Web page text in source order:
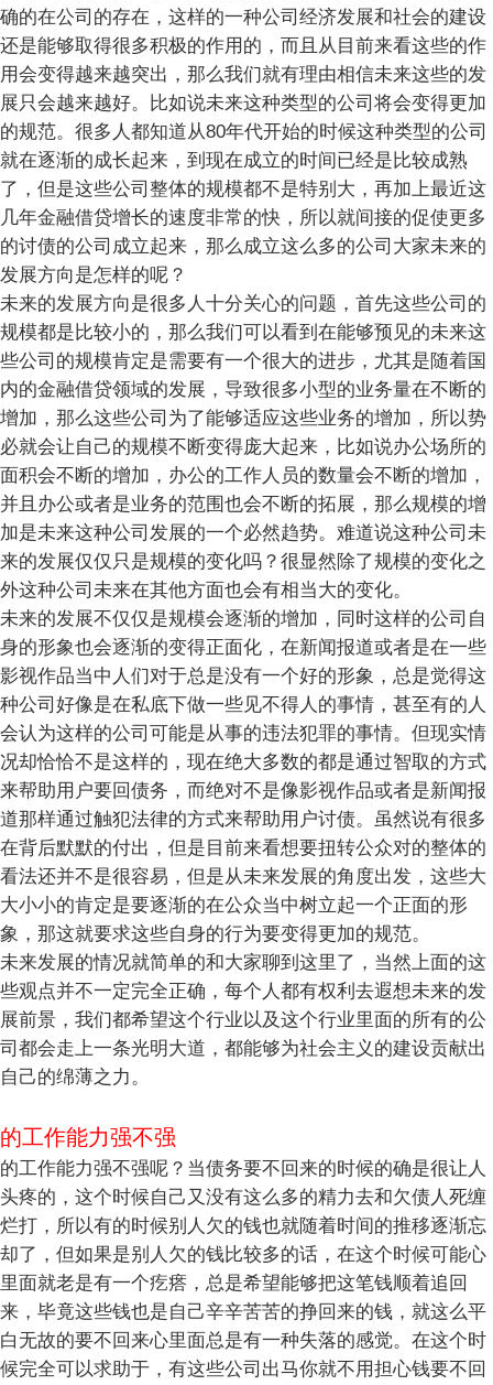
确的在公司的存在，这样的一种公司经济发展和社会的建设
还是能够取得很多积极的作用的，而且从目前来看这些的作
用会变得越来越突出，那么我们就有理由相信未来这些的发
展只会越来越好。比如说未来这种类型的公司将会变得更加
的规范。很多人都知道从80年代开始的时候这种类型的公司
就在逐渐的成长起来，到现在成立的时间已经是比较成熟
了，但是这些公司整体的规模都不是特别大，再加上最近这
几年金融借贷增长的速度非常的快，所以就间接的促使更多
的讨债的公司成立起来，那么成立这么多的公司大家未来的
发展方向是怎样的呢？
未来的发展方向是很多人十分关心的问题，首先这些公司的
规模都是比较小的，那么我们可以看到在能够预见的未来这
些公司的规模肯定是需要有一个很大的进步，尤其是随着国
内的金融借贷领域的发展，导致很多小型的业务量在不断的
增加，那么这些公司为了能够适应这些业务的增加，所以势
必就会让自己的规模不断变得庞大起来，比如说办公场所的
面积会不断的增加，办公的工作人员的数量会不断的增加，
并且办公或者是业务的范围也会不断的拓展，那么规模的增
加是未来这种公司发展的一个必然趋势。难道说这种公司未
来的发展仅仅只是规模的变化吗？很显然除了规模的变化之
外这种公司未来在其他方面也会有相当大的变化。
未来的发展不仅仅是规模会逐渐的增加，同时这样的公司自
身的形象也会逐渐的变得正面化，在新闻报道或者是在一些
影视作品当中人们对于总是没有一个好的形象，总是觉得这
种公司好像是在私底下做一些见不得人的事情，甚至有的人
会认为这样的公司可能是从事的违法犯罪的事情。但现实情
况却恰恰不是这样的，现在绝大多数的都是通过智取的方式
来帮助用户要回债务，而绝对不是像影视作品或者是新闻报
道那样通过触犯法律的方式来帮助用户讨债。虽然说有很多
在背后默默的付出，但是目前来看想要扭转公众对的整体的
看法还并不是很容易，但是从未来发展的角度出发，这些大
大小小的肯定是要逐渐的在公众当中树立起一个正面的形
象，那这就要求这些自身的行为要变得更加的规范。
未来发展的情况就简单的和大家聊到这里了，当然上面的这
些观点并不一定完全正确，每个人都有权利去遐想未来的发
展前景，我们都希望这个行业以及这个行业里面的所有的公
司都会走上一条光明大道，都能够为社会主义的建设贡献出
自己的绵薄之力。
的工作能力强不强
的工作能力强不强呢？当债务要不回来的时候的确是很让人
头疼的，这个时候自己又没有这么多的精力去和欠债人死缠
烂打，所以有的时候别人欠的钱也就随着时间的推移逐渐忘
却了，但如果是别人欠的钱比较多的话，在这个时候可能心
里面就老是有一个疙瘩，总是希望能够把这笔钱顺着追回
来，毕竟这些钱也是自己辛辛苦苦的挣回来的钱，就这么平
白无故的要不回来心里面总是有一种失落的感觉。在这个时
候完全可以求助于，有这些公司出马你就不用担心钱要不回